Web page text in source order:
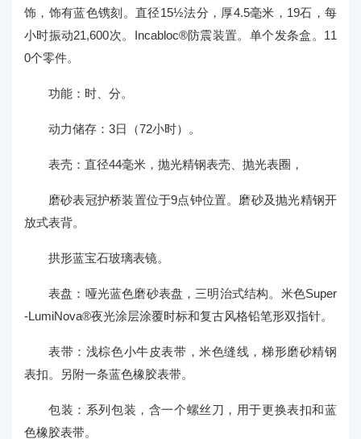
饰，饰有蓝色镌刻。直径15½法分，厚4.5毫米，19石，每
小时振动21,600次。Incabloc®防震装置。单个发条盒。11
0个零件。
功能：时、分。
动力储存：3日（72小时）。
表壳：直径44毫米，抛光精钢表壳、抛光表圈，
磨砂表冠护桥装置位于9点钟位置。磨砂及抛光精钢开
放式表背。
拱形蓝宝石玻璃表镜。
表盘：哑光蓝色磨砂表盘，三明治式结构。米色Super
-LumiNova®夜光涂层涂覆时标和复古风格铅笔形双指针。
表带：浅棕色小牛皮表带，米色缝线，梯形磨砂精钢
表扣。另附一条蓝色橡胶表带。
包装：系列包装，含一个螺丝刀，用于更换表扣和蓝
色橡胶表带。